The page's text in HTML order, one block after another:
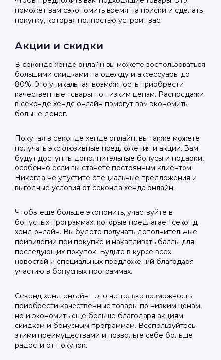
поможет вам сэкономить время на поиски и сделать
покупку, которая полностью устроит вас.
Акции и скидки
В секонде хенде онлайн вы можете воспользоваться
большими скидками на одежду и аксессуары до
80%. Это уникальная возможность приобрести
качественные товары по низким ценам. Распродажи
в секонде хенде онлайн помогут вам экономить
больше денег.
Покупая в секонде хенде онлайн, вы также можете
получать эксклюзивные предложения и акции. Вам
будут доступны дополнительные бонусы и подарки,
особенно если вы станете постоянным клиентом.
Никогда не упустите специальные предложения и
выгодные условия от секонда хенда онлайн.
Чтобы еще больше экономить, участвуйте в
бонусных программах, которые предлагает секонд
хенд онлайн. Вы будете получать дополнительные
привилегии при покупке и накапливать баллы для
последующих покупок. Будьте в курсе всех
новостей и специальных предложений благодаря
участию в бонусных программах.
Секонд хенд онлайн - это не только возможность
приобрести качественные товары по низким ценам,
но и экономить еще больше благодаря акциям,
скидкам и бонусным программам. Воспользуйтесь
этими преимуществами и позвольте себе больше
радости от покупок.